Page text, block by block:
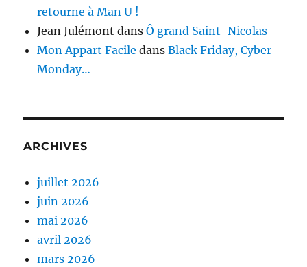
retourne à Man U !
Jean Julémont dansÔ grand Saint-Nicolas
Mon Appart Facile dansBlack Friday, Cyber
Monday…
ARCHIVES
juillet 2026
juin 2026
mai 2026
avril 2026
mars 2026